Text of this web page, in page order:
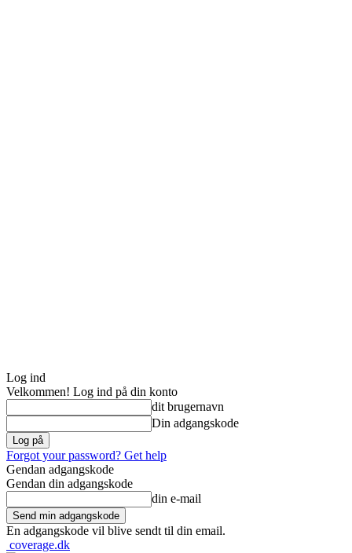
Log ind
Velkommen! Log ind på din konto
dit brugernavn
Din adgangskode
Forgot your password? Get help
Gendan adgangskode
Gendan din adgangskode
din e-mail
En adgangskode vil blive sendt til din email.
coverage.dk